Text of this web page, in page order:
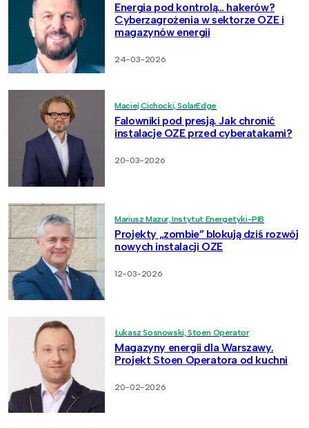
Energia pod kontrolą… hakerów?
Cyberzagrożenia w sektorze OZE i
magazynów energii
24-03-2026
Maciej Cichocki, SolarEdge
Falowniki pod presją. Jak chronić
instalacje OZE przed cyberatakami?
20-03-2026
Mariusz Mazur, Instytut Energetyki-PIB
Projekty „zombie” blokują dziś rozwój
nowych instalacji OZE
12-03-2026
Łukasz Sosnowski, Stoen Operator
Magazyny energii dla Warszawy.
Projekt Stoen Operatora od kuchni
20-02-2026